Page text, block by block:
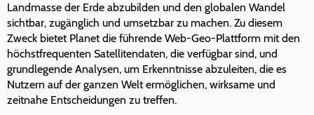
Landmasse der Erde abzubilden und den globalen Wandel
sichtbar, zugänglich und umsetzbar zu machen. Zu diesem
Zweck bietet Planet die führende Web-Geo-Plattform mit den
höchstfrequenten Satellitendaten, die verfügbar sind, und
grundlegende Analysen, um Erkenntnisse abzuleiten, die es
Nutzern auf der ganzen Welt ermöglichen, wirksame und
zeitnahe Entscheidungen zu treffen.